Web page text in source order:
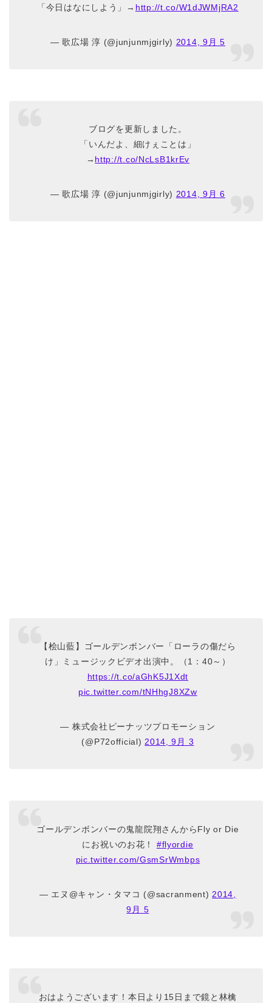
「今日はなにしよう」→ http://t.co/W1dJWMjRA2
— 歌広場 淳 (@junjunmjgirly) 2014, 9月 5
ブログを更新しました。
「いんだよ、細けぇことは」
→ http://t.co/NcLsB1krEv
— 歌広場 淳 (@junjunmjgirly) 2014, 9月 6
【桧山藍】ゴールデンボンバー「ローラの傷だら
け」ミュージックビデオ出演中。（1：40～）
https://t.co/aGhK5J1Xdt
pic.twitter.com/tNHhgJ8XZw
— 株式会社ピーナッツプロモーション
(@P72official) 2014, 9月 3
ゴールデンボンバーの鬼龍院翔さんからFly or Die
にお祝いのお花！ #flyordie
pic.twitter.com/GsmSrWmbps
— エヌ@キャン・タマコ (@sacranment) 2014,
9月 5
おはようございます！本日より15日まで鏡と林檎